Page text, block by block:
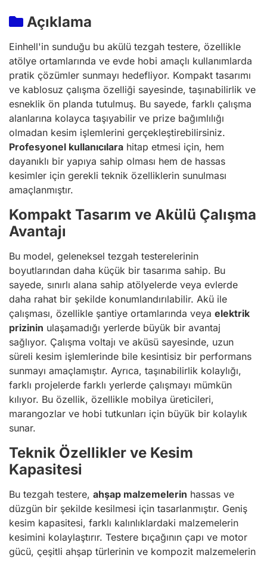
Açıklama
Einhell'in sunduğu bu akülü tezgah testere, özellikle
atölye ortamlarında ve evde hobi amaçlı kullanımlarda
pratik çözümler sunmayı hedefliyor. Kompakt tasarımı
ve kablosuz çalışma özelliği sayesinde, taşınabilirlik ve
esneklik ön planda tutulmuş. Bu sayede, farklı çalışma
alanlarına kolayca taşıyabilir ve prize bağımlılığı
olmadan kesim işlemlerini gerçekleştirebilirsiniz.
Profesyonel kullanıcılara hitap etmesi için, hem
dayanıklı bir yapıya sahip olması hem de hassas
kesimler için gerekli teknik özelliklerin sunulması
amaçlanmıştır.
Kompakt Tasarım ve Akülü Çalışma
Avantajı
Bu model, geleneksel tezgah testerelerinin
boyutlarından daha küçük bir tasarıma sahip. Bu
sayede, sınırlı alana sahip atölyelerde veya evlerde
daha rahat bir şekilde konumlandırılabilir. Akü ile
çalışması, özellikle şantiye ortamlarında veya elektrik
prizinin ulaşamadığı yerlerde büyük bir avantaj
sağlıyor. Çalışma voltajı ve aküsü sayesinde, uzun
süreli kesim işlemlerinde bile kesintisiz bir performans
sunmayı amaçlamıştır. Ayrıca, taşınabilirlik kolaylığı,
farklı projelerde farklı yerlerde çalışmayı mümkün
kılıyor. Bu özellik, özellikle mobilya üreticileri,
marangozlar ve hobi tutkunları için büyük bir kolaylık
sunar.
Teknik Özellikler ve Kesim
Kapasitesi
Bu tezgah testere, ahşap malzemelerin hassas ve
düzgün bir şekilde kesilmesi için tasarlanmıştır. Geniş
kesim kapasitesi, farklı kalınlıklardaki malzemelerin
kesimini kolaylaştırır. Testere bıçağının çapı ve motor
gücü, çeşitli ahşap türlerinin ve kompozit malzemelerin